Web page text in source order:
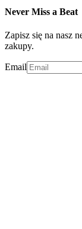
Never Miss a Beat
Zapisz się na nasz
zakupy.
Email